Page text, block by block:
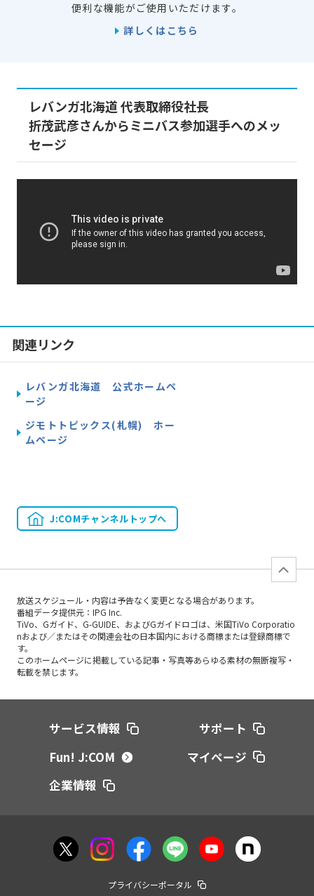
便利な機能がご使用いただけます。
詳しくはこちら
レバンガ北海道 代表取締役社長
折茂武彦さんからミニバス参加選手へのメッ
セージ
関連リンク
レバンガ北海道 公式ホームペ
ージ
ジモトトピックス(札幌) ホー
ムページ
J:COMチャンネルトップへ
放送スケジュール・内容は予告なく変更となる場合があります。
番組データ提供元：IPG Inc.
TiVo、Gガイド、G-GUIDE、およびGガイドロゴは、米国TiVo Corporatio
nおよび／またはその関連会社の日本国内における商標または登録商標で
す。
このホームページに掲載している記事・写真等あらゆる素材の無断複写・
転載を禁じます。
サービス情報
サポート
Fun! J:COM
マイページ
企業情報
プライバシーポータル